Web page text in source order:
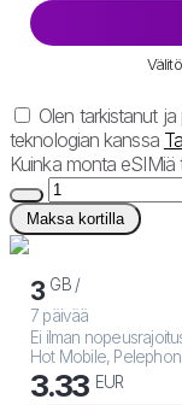
Olen tarkistanut
teknologian kanssa
Kuinka monta eSIMiä
Maksa kortilla
3 GB /
7 päivää
Ei ilman
Hot Mobile,
3.33 EUR